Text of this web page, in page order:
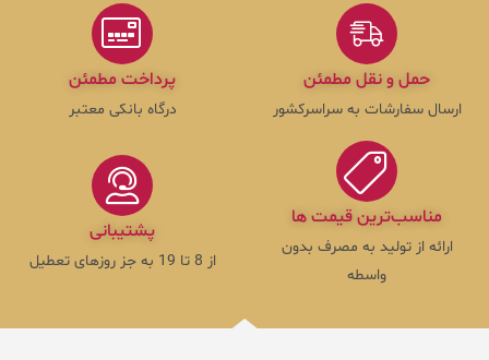
حمل و نقل مطمئن
ارسال سفارشات به سراسرکشور
پرداخت مطمئن
درگاه بانکی معتبر
مناسب‌ترین قیمت ها
ارائه از تولید به مصرف بدون
واسطه
پشتیبانی
از 8 تا 19 به جز روزهای تعطیل